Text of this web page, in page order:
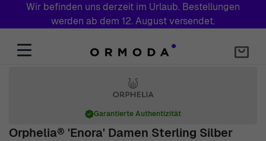
Wir befinden uns derzeit im Urlaub. Bestellungen
werden ab dem 12. August versendet.
Orphelia® 'Enora' Damen Sterling Silber
Garantierte Authentizität